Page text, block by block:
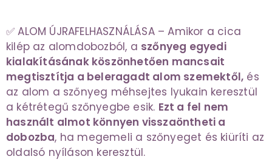
✅ ALOM ÚJRAFELHASZNÁLÁSA – Amikor a cica
kilép az alomdobozból, a szőnyeg egyedi
kialakításának köszönhetően mancsait
megtisztítja a beleragadt alom szemektől, és
az alom a szőnyeg méhsejtes lyukain keresztül
a kétrétegű szőnyegbe esik. Ezt a fel nem
használt almot könnyen visszaöntheti a
dobozba, ha megemeli a szőnyeget és kiüríti az
oldalsó nyíláson keresztül.